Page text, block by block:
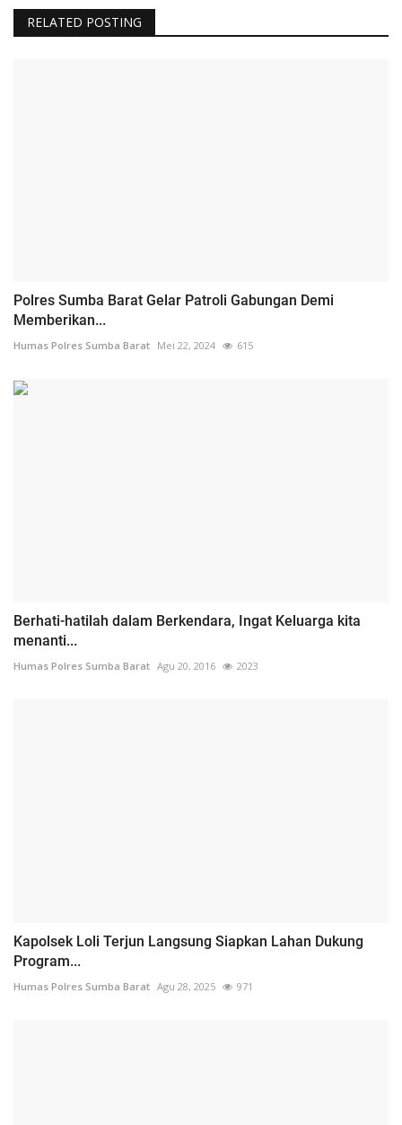
RELATED POSTING
Polres Sumba Barat Gelar Patroli Gabungan Demi
Memberikan...
Humas Polres Sumba Barat Mei 22, 2024 615
Berhati-hatilah dalam Berkendara, Ingat Keluarga kita
menanti...
Humas Polres Sumba Barat Agu 20, 2016 2023
Kapolsek Loli Terjun Langsung Siapkan Lahan Dukung
Program...
Humas Polres Sumba Barat Agu 28, 2025 971